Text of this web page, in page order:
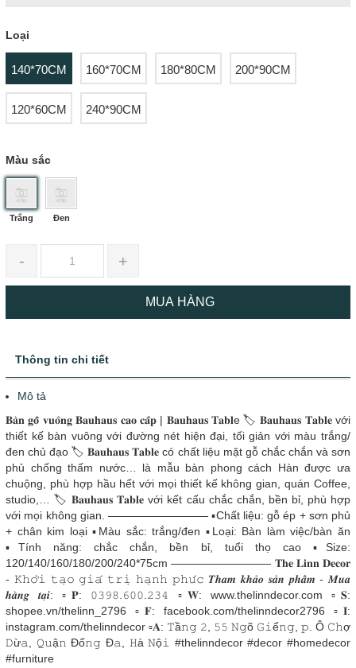
Loại
140*70CM 160*70CM 180*80CM 200*90CM
120*60CM 240*90CM
Màu sắc
Trắng Đen
- +
MUA HÀNG
Thông tin chi tiết
Mô tả
𝐁𝐚̀𝐧 𝐠𝐨̂̃ 𝐯𝐮𝐨̂𝐧𝐠 𝐁𝐚𝐮𝐡𝐚𝐮𝐬 𝐜𝐚𝐨 𝐜𝐚̂́𝐩 | 𝐁𝐚𝐮𝐡𝐚𝐮𝐬 𝐓𝐚𝐛𝐥e 🏷 𝐁𝐚𝐮𝐡𝐚𝐮𝐬 𝐓𝐚𝐛𝐥𝐞 với
thiết kế bàn vuông với đường nét hiện đại, tối giản với màu trắng/
đen chủ đạo 🏷 𝐁𝐚𝐮𝐡𝐚𝐮𝐬 𝐓𝐚𝐛𝐥𝐞 có chất liệu mặt gỗ chắc chắn và sơn
phủ chống thấm nước… là mẫu bàn phong cách Hàn được ưa
chuộng, phù hợp hầu hết với mọi thiết kế không gian, quán Coffee,
studio,… 🏷 𝐁𝐚𝐮𝐡𝐚𝐮𝐬 𝐓𝐚𝐛𝐥𝐞 với kết cấu chắc chắn, bền bỉ, phù hợp
với mọi không gian. ————————— ▪️Chất liệu: gỗ ép + sơn phủ
+ chân kim loại ▪️Màu sắc: trắng/đen ▪️Loại: Bàn làm việc/bàn ăn
▪️Tính năng: chắc chắn, bền bỉ, tuổi thọ cao ▪️Size:
120/140/160/180/200/240*75cm ————————— 𝐓𝐡𝐞 𝐋𝐢𝐧𝐧 𝐃𝐞𝐜𝐨𝐫
- 𝙺𝚑𝚘̛̉𝚒 𝚝𝚊̣𝚘 𝚐𝚒𝚊́ 𝚝𝚛𝚒̣ 𝚑𝚊̣𝚗𝚑 𝚙𝚑𝚞́𝚌 𝑻𝒉𝒂𝒎 𝒌𝒉𝒂̉𝒐 𝒔𝒂̉𝒏 𝒑𝒉𝒂̂̉𝒎 - 𝑴𝒖𝒂
𝒉𝒂̀𝒏𝒈 𝒕𝒂̣𝒊: ▫𝐏: 𝟶𝟹𝟿𝟾.𝟼𝟶𝟶.𝟸𝟹𝟺 ▫𝐖: www.thelinndecor.com ▫𝐒:
shopee.vn/thelinn_2796 ▫𝐅: facebook.com/thelinndecor2796 ▫𝐈:
instagram.com/thelinndecor ▫️𝐀: 𝚃ầ𝚗𝚐 𝟸, 𝟻𝟻 𝙽𝚐õ 𝙶𝚒ế𝚗𝚐, 𝚙. Ô 𝙲𝚑ợ
𝙳ừ𝚊, 𝚀𝚞ậ𝚗 Đố𝚗𝚐 Đ𝚊, 𝙷à 𝙽ộ𝚒 #thelinndecor #decor #homedecor
#furniture